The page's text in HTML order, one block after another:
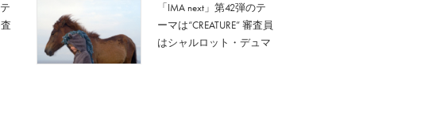
「IMA next」第42弾のテ
ーマは“CREATURE” 審査員
はシャルロット・デュマ